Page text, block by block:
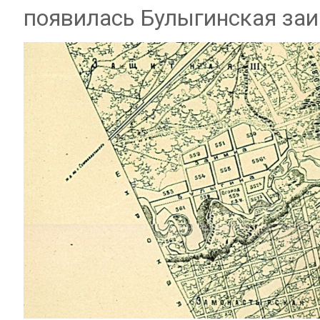
появилась Булыгинская